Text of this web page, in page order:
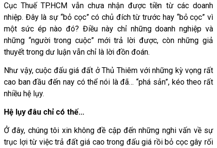
Cục Thuế TP.HCM vẫn chưa nhận được tiền từ các doanh
nhiệp. Đây là sự “bỏ cọc” có chủ đích từ trước hay “bỏ cọc” vì
một sức ép nào đó? Điều này chỉ những doanh nghiệp và
những “người trong cuộc” mới trả lời được, còn những giả
thuyết trong dư luận vẫn chỉ là lời đồn đoán.
Như vậy, cuộc đấu giá đất ở Thủ Thiêm với những kỳ vọng rất
cao ban đầu đến nay có thể nói là đã… “phá sản”, kéo theo rất
nhiều hệ lụy.
Hệ lụy đâu chỉ có thế...
Ở đây, chúng tôi xin không đề cập đến những nghi vấn về sự
trục lợi từ việc trả đất giá cao trong đấu giá rồi bỏ cọc gây rối